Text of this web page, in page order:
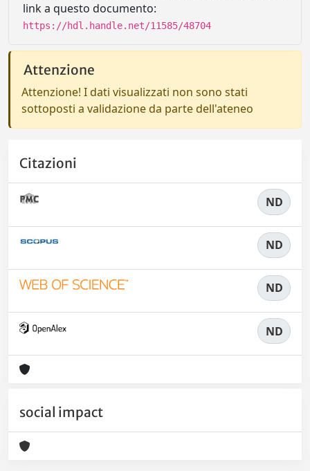
link a questo documento:
https://hdl.handle.net/11585/48704
Attenzione
Attenzione! I dati visualizzati non sono stati
sottoposti a validazione da parte dell'ateneo
Citazioni
ND
ND
ND
ND
social impact